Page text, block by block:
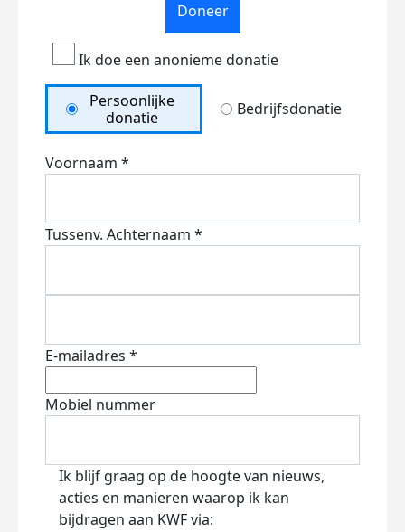
Doneer
Ik doe een anonieme donatie
Persoonlijke
donatie
Bedrijfsdonatie
Voornaam *
Tussenv. Achternaam *
E-mailadres *
Mobiel nummer
Ik blijf graag op de hoogte van nieuws,
acties en manieren waarop ik kan
bijdragen aan KWF via: